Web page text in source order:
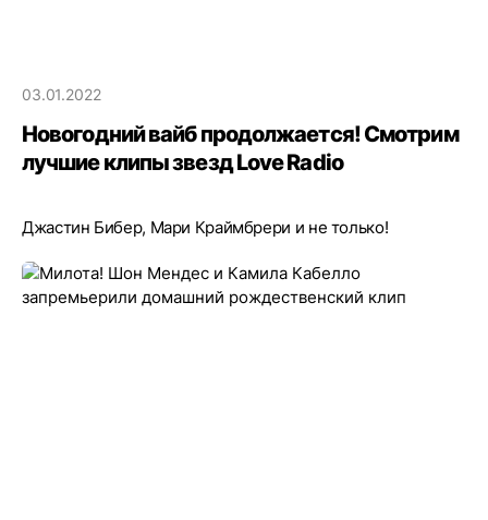
03.01.2022
Новогодний вайб продолжается! Смотрим
лучшие клипы звезд Love Radio
Джастин Бибер, Мари Краймбрери и не только!